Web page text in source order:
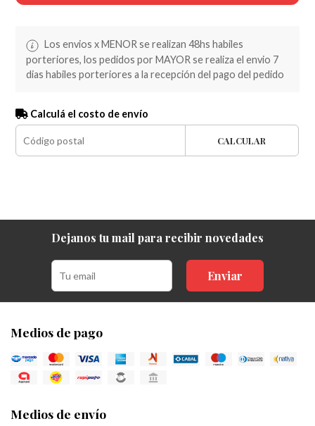
Los envios x MENOR se realizan 48hs habiles
porteriores, los pedidos por MAYOR se realiza el envio 7
dias habiles porteriores a la recepción del pago del pedido
Calculá el costo de envío
CALCULAR
Dejanos tu mail para recibir novedades
Enviar
Medios de pago
Medios de envío